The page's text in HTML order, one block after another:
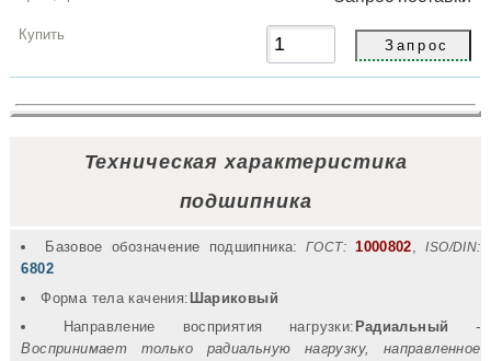
грн
Купить
Техническая характеристика
подшипника
Базовое обозначение подшипника: ГОСТ: 1000802,ISO/DIN:
6802
Форма тела качения: Шариковый
Направление восприятия нагрузки: Радиальный
-
Воспринимает только радиальную нагрузку, направленное